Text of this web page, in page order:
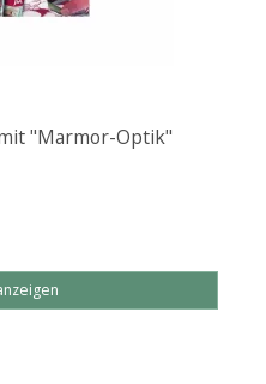
"Marmor-Optik"